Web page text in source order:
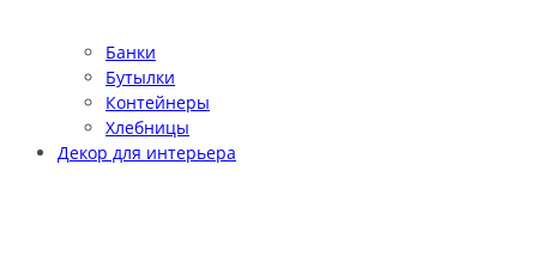
Банки
Бутылки
Контейнеры
Хлебницы
Декор для интерьера